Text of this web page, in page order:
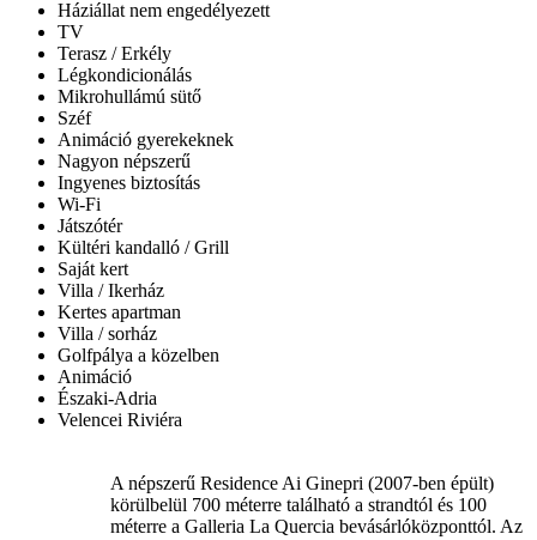
Háziállat nem engedélyezett
TV
Terasz / Erkély
Légkondicionálás
Mikrohullámú sütő
Széf
Animáció gyerekeknek
Nagyon népszerű
Ingyenes biztosítás
Wi-Fi
Játszótér
Kültéri kandalló / Grill
Saját kert
Villa / Ikerház
Kertes apartman
Villa / sorház
Golfpálya a közelben
Animáció
Északi-Adria
Velencei Riviéra
A népszerű Residence Ai Ginepri (2007-ben épült)
körülbelül 700 méterre található a strandtól és 100
méterre a Galleria La Quercia bevásárlóközponttól. Az